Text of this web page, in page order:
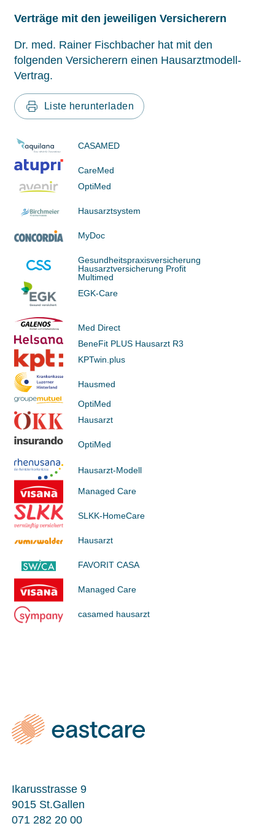
Verträge mit den jeweiligen Versicherern
Dr. med. Rainer Fischbacher hat mit den
folgenden Versicherern einen Hausarztmodell-
Vertrag.
Liste herunterladen
CASAMED
CareMed
OptiMed
Hausarztsystem
MyDoc
Gesundheitspraxisversicherung
Hausarztversicherung Profit
Multimed
EGK-Care
Med Direct
BeneFit PLUS Hausarzt R3
KPTwin.plus
Hausmed
OptiMed
Hausarzt
OptiMed
Hausarzt-Modell
Managed Care
SLKK-HomeCare
Hausarzt
FAVORIT CASA
Managed Care
casamed hausarzt
Ikarusstrasse 9
9015 St.Gallen
071 282 20 00